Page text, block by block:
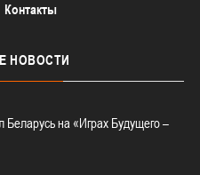
Контакты
НОВОСТИ
Беларусь на «Играх Будущего –